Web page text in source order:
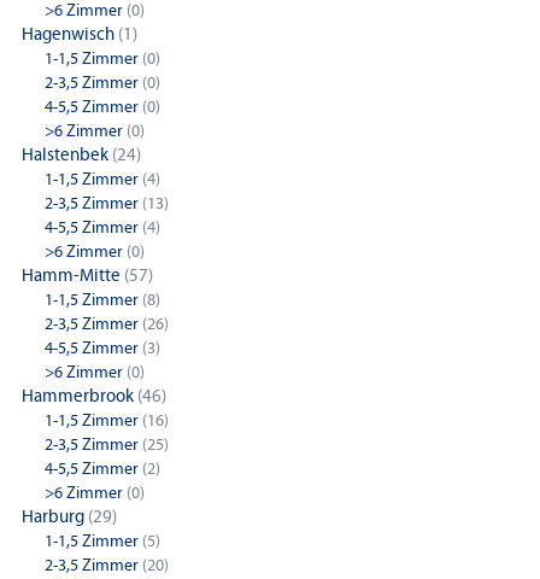
>6 Zimmer (0)
Hagenwisch (1)
1-1,5 Zimmer (0)
2-3,5 Zimmer (0)
4-5,5 Zimmer (0)
>6 Zimmer (0)
Halstenbek (24)
1-1,5 Zimmer (4)
2-3,5 Zimmer (13)
4-5,5 Zimmer (4)
>6 Zimmer (0)
Hamm-Mitte (57)
1-1,5 Zimmer (8)
2-3,5 Zimmer (26)
4-5,5 Zimmer (3)
>6 Zimmer (0)
Hammerbrook (46)
1-1,5 Zimmer (16)
2-3,5 Zimmer (25)
4-5,5 Zimmer (2)
>6 Zimmer (0)
Harburg (29)
1-1,5 Zimmer (5)
2-3,5 Zimmer (20)